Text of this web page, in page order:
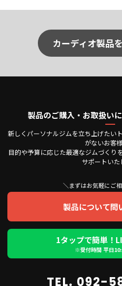
カーディオ製品
製品のご購入・お取扱い
新しくパーソナルジムを立ち上げたい
がないお客
目的や予算に応じた最適なジムづくり
サポートいた
＼まずはお気軽にご
製品について問
1タップで簡単！
※受付時間 平日
TEL. 092-